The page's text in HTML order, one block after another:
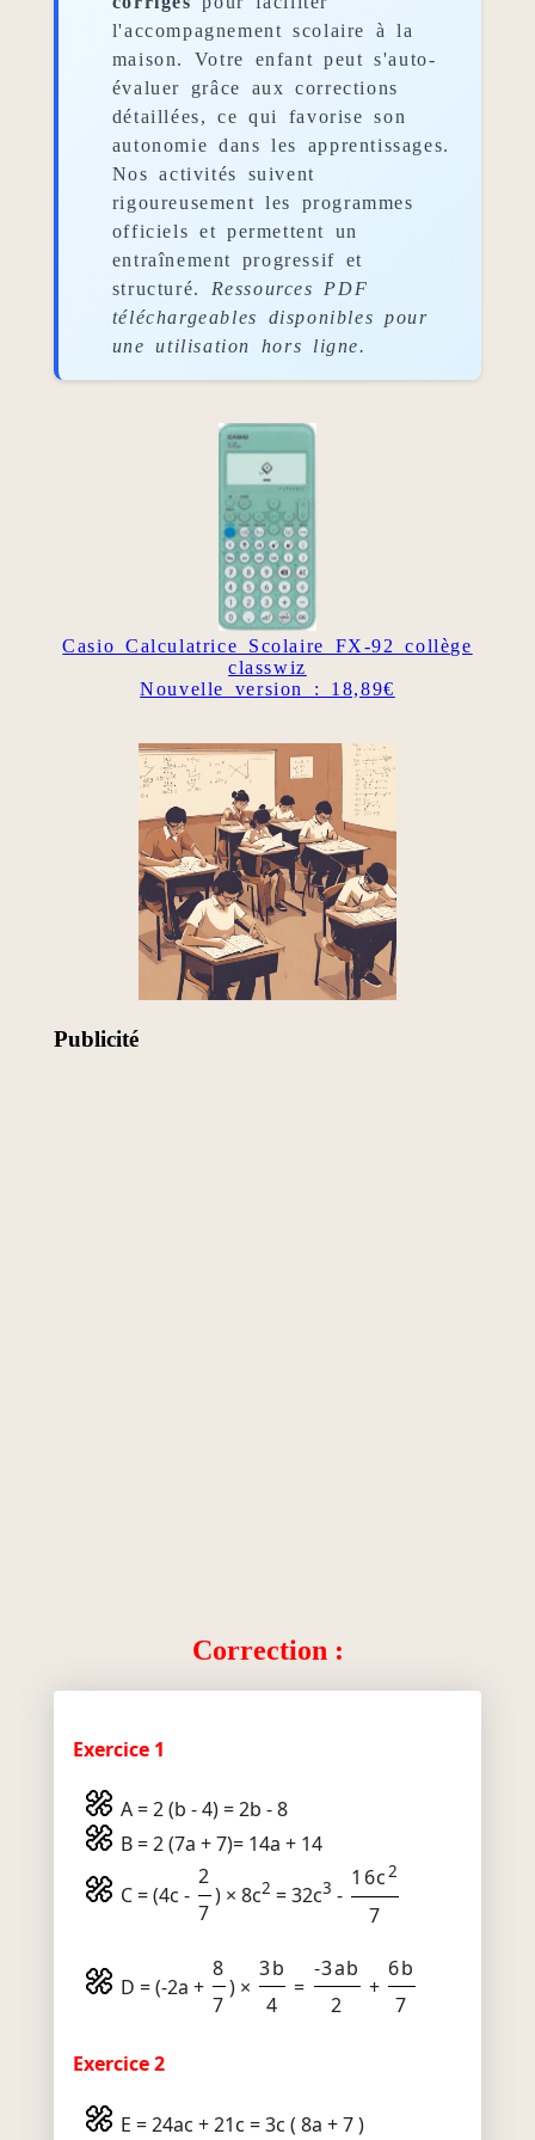
l'accompagnement scolaire à la
maison. Votre enfant peut s'auto-
évaluer grâce aux corrections
détaillées, ce qui favorise son
autonomie dans les apprentissages.
Nos activités suivent
rigoureusement les programmes
officiels et permettent un
entraînement progressif et
structuré. Ressources PDF
téléchargeables disponibles pour
une utilisation hors ligne.
Casio Calculatrice Scolaire FX-92 collège
classwiz
Nouvelle version : 18,89€
Publicité
Correction :
Exercice 1
A = 2 (b - 4) = 2b - 8
B = 2 (7a + 7)= 14a + 14
C = (4c -
2
7
) × 8c2 = 32c3 -
16c2
7
D = (-2a +
8
7
) ×
3b
4
=
-3ab
2
+
6b
7
Exercice 2
E = 24ac + 21c = 3c ( 8a + 7 )